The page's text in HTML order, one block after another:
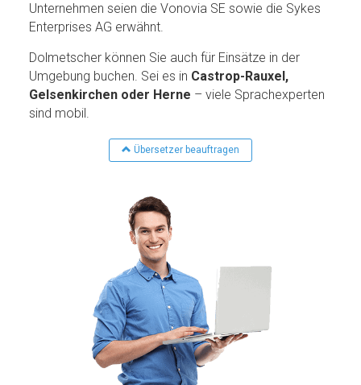
Unternehmen seien die Vonovia SE sowie die Sykes
Enterprises AG erwähnt.
Dolmetscher können Sie auch für Einsätze in der
Umgebung buchen. Sei es in Castrop-Rauxel,
Gelsenkirchen oder Herne – viele Sprachexperten
sind mobil.
Übersetzer beauftragen